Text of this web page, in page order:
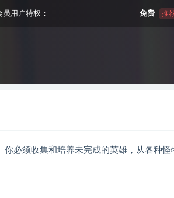
员用户特权： 免费 推
必须收集和培养未完成的英雄，从各种怪